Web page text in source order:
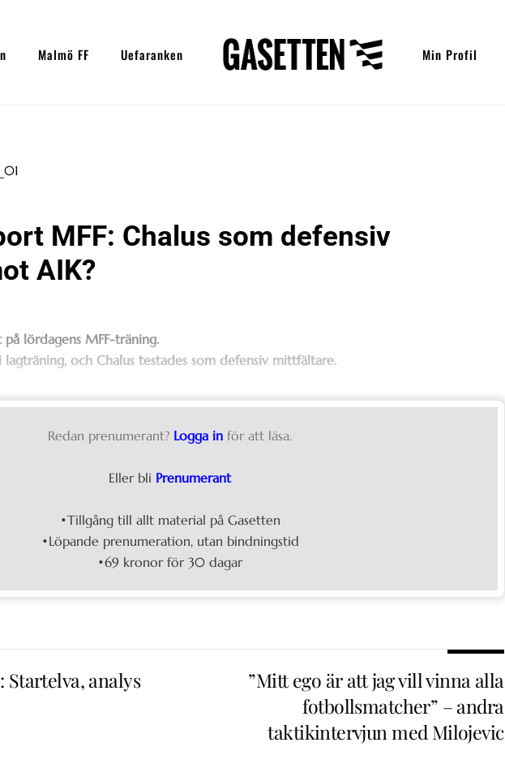
Malmö FF Uefaranken Min Profil
MFF: Chalus som defensiv
AIK?
lördagens MFF-träning.
och Chalus testades som defensiv mittfältare.
Redan prenumerant? Logga in för att läsa.
Eller bli Prenumerant
•Tillgång till allt material på Gasetten
•Löpande prenumeration, utan bindningstid
•69 kronor för 30 dagar
Startelva, analys
”Mitt ego är att jag vill vinna alla
fotbollsmatcher” – andra
taktikintervjun med Milojevic